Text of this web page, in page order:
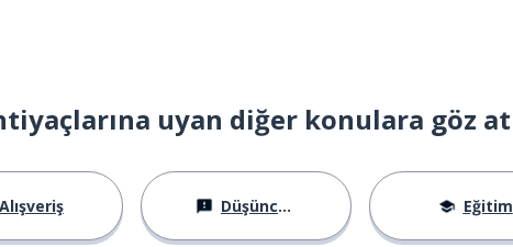
uyan diğer konulara göz at
Alışveriş Düşünceler Eğitim